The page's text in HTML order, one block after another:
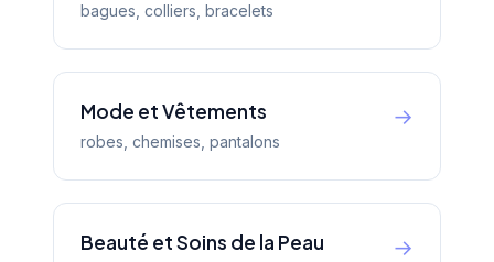
bagues, colliers, bracelets
Mode et Vêtements
robes, chemises, pantalons
→
Beauté et Soins de la Peau →